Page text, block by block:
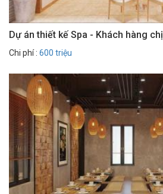
Dự án thiết kế Spa - Khách hàng
Chi phí : 600 triệu